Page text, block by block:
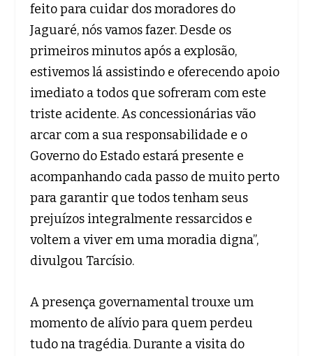
feito para cuidar dos moradores do
Jaguaré, nós vamos fazer. Desde os
primeiros minutos após a explosão,
estivemos lá assistindo e oferecendo apoio
imediato a todos que sofreram com este
triste acidente. As concessionárias vão
arcar com a sua responsabilidade e o
Governo do Estado estará presente e
acompanhando cada passo de muito perto
para garantir que todos tenham seus
prejuízos integralmente ressarcidos e
voltem a viver em uma moradia digna”,
divulgou Tarcísio.
A presença governamental trouxe um
momento de alívio para quem perdeu
tudo na tragédia. Durante a visita do